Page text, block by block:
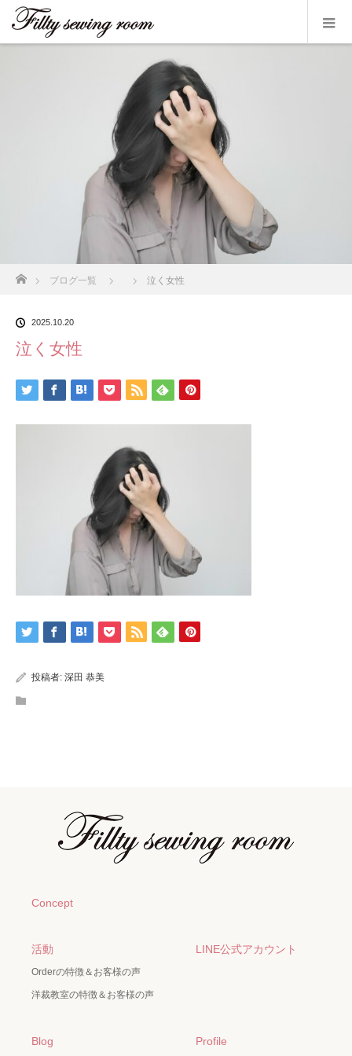
ブログ一覧 泣く女性
2025.10.20
泣く女性
投稿者: 深田 恭美
Concept
活動
Orderの特徴＆お客様の声
洋裁教室の特徴＆お客様の声
LINE公式アカウント
Blog Profile